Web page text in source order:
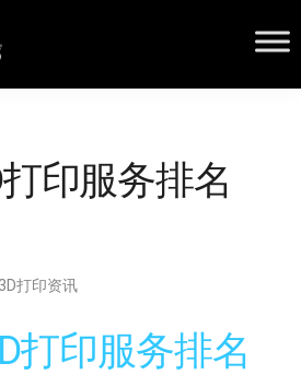
印服务排名
3D打印资讯
打印服务排名